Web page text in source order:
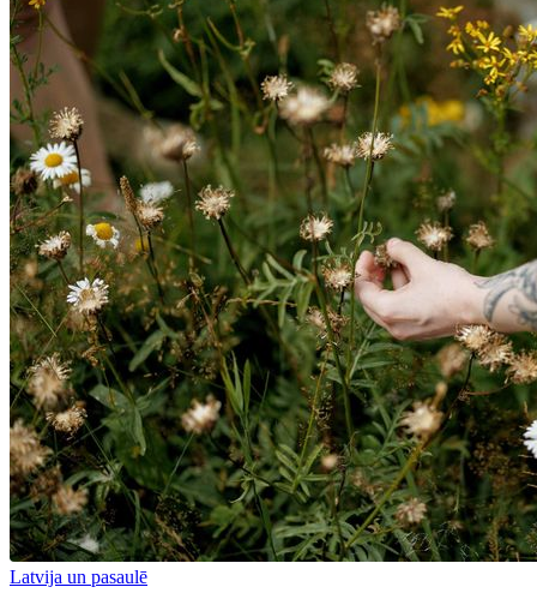
Latvija un pasaulē